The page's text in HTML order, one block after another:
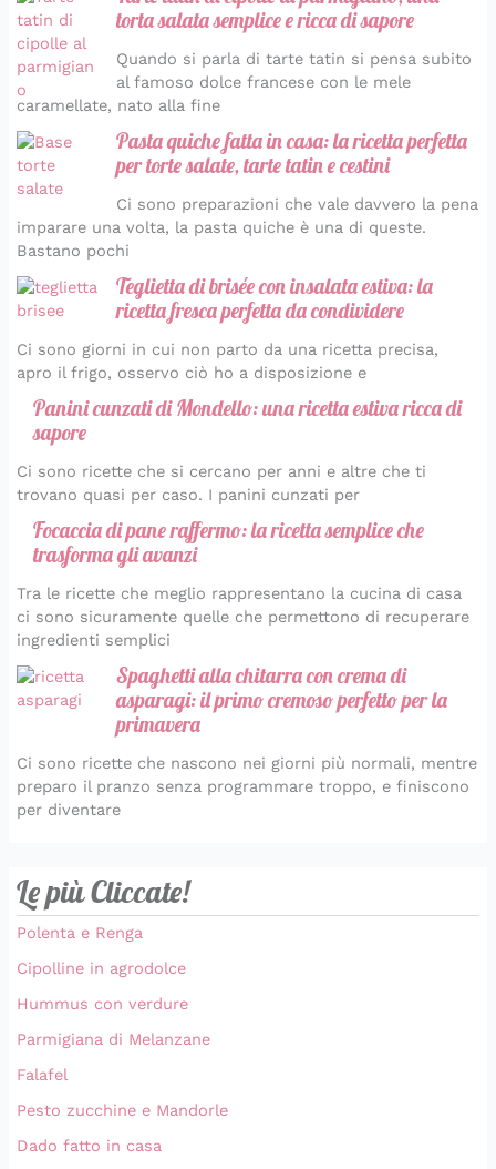
torta salata semplice e ricca di sapore
Quando si parla di tarte tatin si pensa subito
al famoso dolce francese con le mele
caramellate, nato alla fine
Pasta quiche fatta in casa: la ricetta perfetta
per torte salate, tarte tatin e cestini
Ci sono preparazioni che vale davvero la pena
imparare una volta, la pasta quiche è una di queste.
Bastano pochi
Teglietta di brisée con insalata estiva: la
ricetta fresca perfetta da condividere
Ci sono giorni in cui non parto da una ricetta precisa,
apro il frigo, osservo ciò ho a disposizione e
Panini cunzati di Mondello: una ricetta estiva ricca di
sapore
Ci sono ricette che si cercano per anni e altre che ti
trovano quasi per caso. I panini cunzati per
Focaccia di pane raffermo: la ricetta semplice che
trasforma gli avanzi
Tra le ricette che meglio rappresentano la cucina di casa
ci sono sicuramente quelle che permettono di recuperare
ingredienti semplici
Spaghetti alla chitarra con crema di
asparagi: il primo cremoso perfetto per la
primavera
Ci sono ricette che nascono nei giorni più normali, mentre
preparo il pranzo senza programmare troppo, e finiscono
per diventare
Le più Cliccate!
Polenta e Renga
Cipolline in agrodolce
Hummus con verdure
Parmigiana di Melanzane
Falafel
Pesto zucchine e Mandorle
Dado fatto in casa